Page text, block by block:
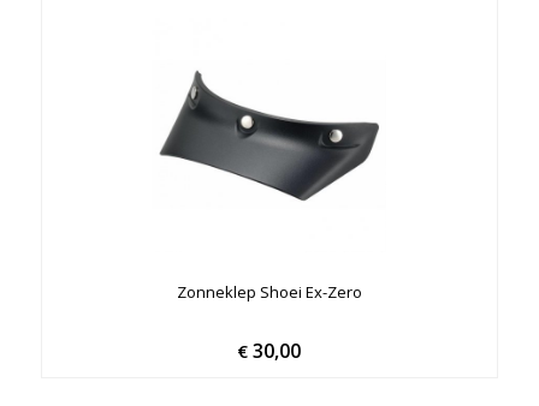
Zonneklep Shoei Ex-Zero
€ 30,00